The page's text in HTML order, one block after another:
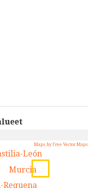
1.
Maps by Free Vector Maps
León
Murcia